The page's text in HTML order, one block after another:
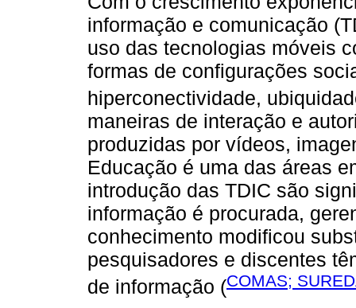
informação e comunicação
uso das tecnologias móveis
formas de configurações
hiperconectividade,
maneiras de interação e
produzidas por vídeos,
Educação é uma das áreas
introdução das TDIC são
informação é procurada,
conhecimento modificou
pesquisadores e discentes
de informação (COMAS;